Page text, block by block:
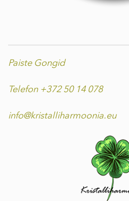
Paiste Gongid
Telefon +372 50 14 078
info@kristalliharmoonia.eu